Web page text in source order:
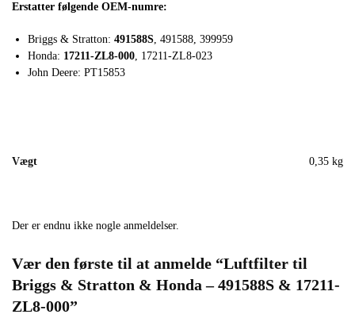
Erstatter følgende OEM-numre:
Briggs & Stratton: 491588S , 491588, 399959
Honda: 17211-ZL8-000 , 17211-ZL8-023
John Deere: PT15853
Vægt 0,35 kg
Der er endnu ikke nogle anmeldelser.
Vær den første til at anmelde “Luftfilter til
Briggs & Stratton & Honda – 491588S & 17211-
ZL8-000”